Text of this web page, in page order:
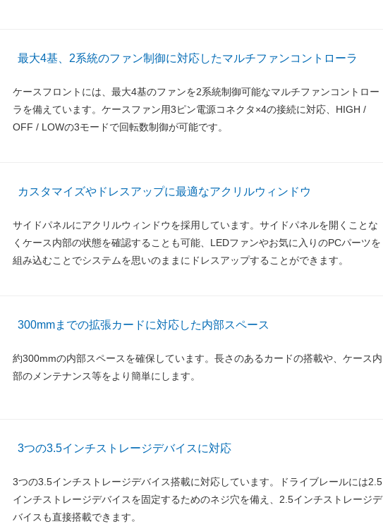
最大4基、2系統のファン制御に対応したマルチファンコントローラ
ケースフロントには、最大4基のファンを2系統制御可能なマルチファンコントロー
ラを備えています。ケースファン用3ピン電源コネクタ×4の接続に対応、HIGH /
OFF / LOWの3モードで回転数制御が可能です。
カスタマイズやドレスアップに最適なアクリルウィンドウ
サイドパネルにアクリルウィンドウを採用しています。サイドパネルを開くことな
くケース内部の状態を確認することも可能、LEDファンやお気に入りのPCパーツを
組み込むことでシステムを思いのままにドレスアップすることができます。
300mmまでの拡張カードに対応した内部スペース
約300mmの内部スペースを確保しています。長さのあるカードの搭載や、ケース内
部のメンテナンス等をより簡単にします。
3つの3.5インチストレージデバイスに対応
3つの3.5インチストレージデバイス搭載に対応しています。ドライブレールには2.5
インチストレージデバイスを固定するためのネジ穴を備え、2.5インチストレージデ
バイスも直接搭載できます。